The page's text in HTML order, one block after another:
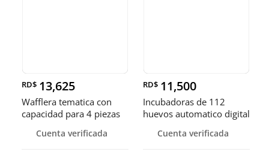
RD$ 13,625
Wafflera tematica con
capacidad para 4 piezas
Cuenta verificada
RD$ 11,500
Incubadoras de 112
huevos automatico digital
Cuenta verificada